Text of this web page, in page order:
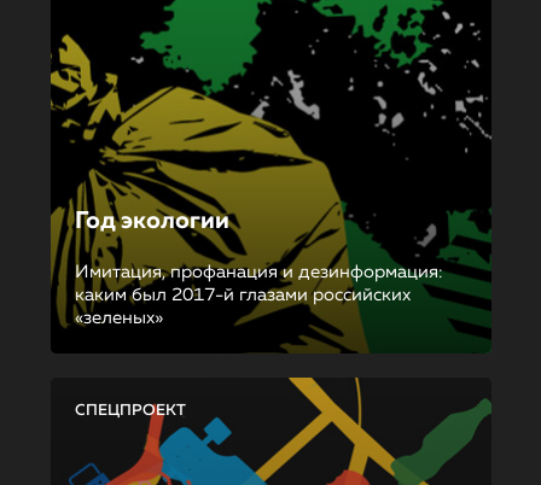
Год экологии
Имитация, профанация и дезинформация:
каким был 2017-й глазами российских
«зеленых»
СПЕЦПРОЕКТ